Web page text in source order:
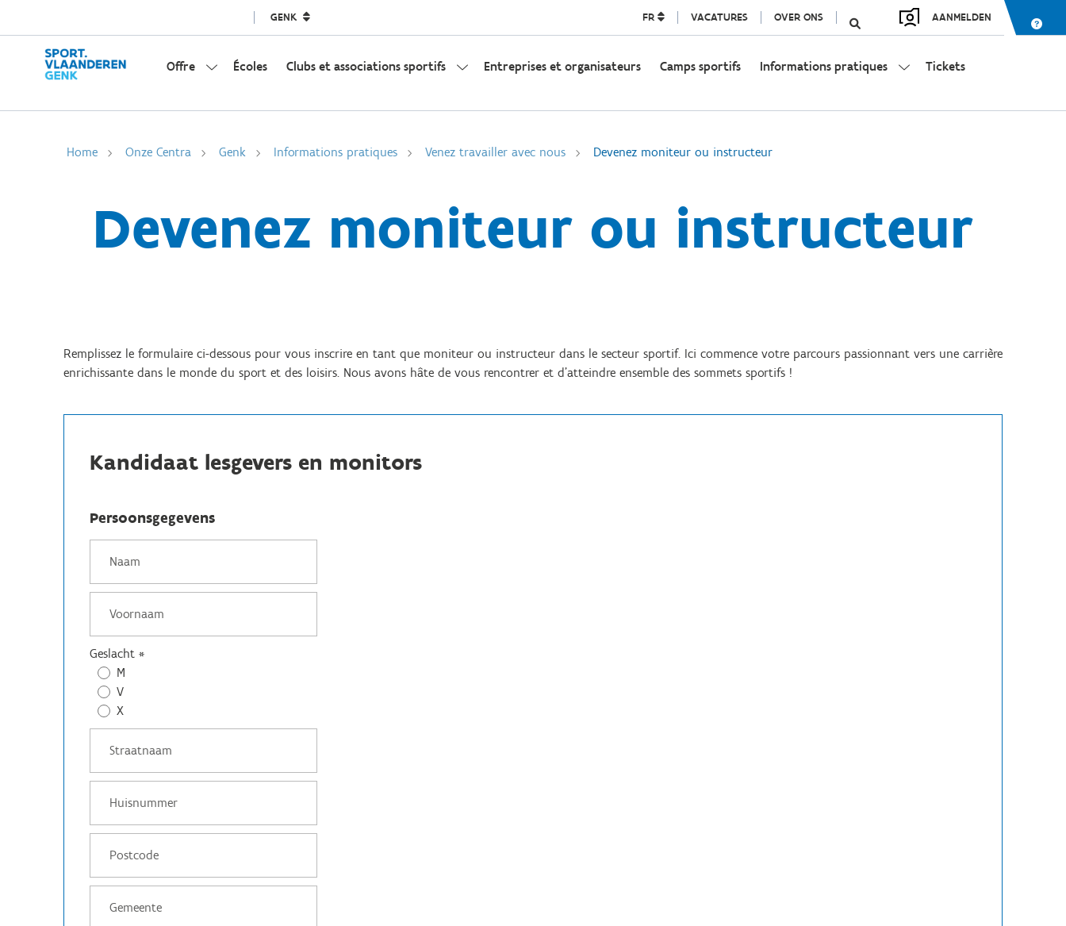
GENK FR VACATURES OVER ONS AANMELDEN
Offre Écoles Clubs et associations sportifs Entreprises et organisateurs Camps sportifs Informations pratiques Tickets
Home Onze Centra Genk Informations pratiques Venez travailler avec nous Devenez moniteur ou instructeur
Devenez moniteur ou instructeur
Remplissez le formulaire ci-dessous pour vous inscrire en tant que moniteur ou instructeur dans le secteur sportif. Ici commence votre parcours passionnant vers une carrière
enrichissante dans le monde du sport et des loisirs. Nous avons hâte de vous rencontrer et d’atteindre ensemble des sommets sportifs !
Kandidaat lesgevers en monitors
Persoonsgegevens
Geslacht *
M
V
X